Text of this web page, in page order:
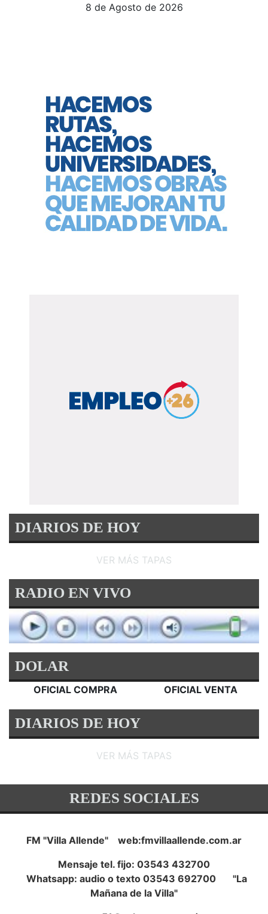
8 de Agosto de 2026
DIARIOS DE HOY
VER MÁS TAPAS
RADIO EN VIVO
DOLAR
OFICIAL COMPRA OFICIAL VENTA
DIARIOS DE HOY
VER MÁS TAPAS
REDES SOCIALES
FM "Villa Allende" web:fmvillaallende.com.ar
Mensaje tel. fijo: 03543 432700
Whatsapp: audio o texto 03543 692700 "La
Mañana de la Villa"